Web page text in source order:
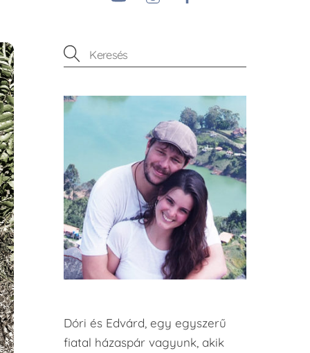
Dóri és Edvárd, egy egyszerű
fiatal házaspár vagyunk, akik